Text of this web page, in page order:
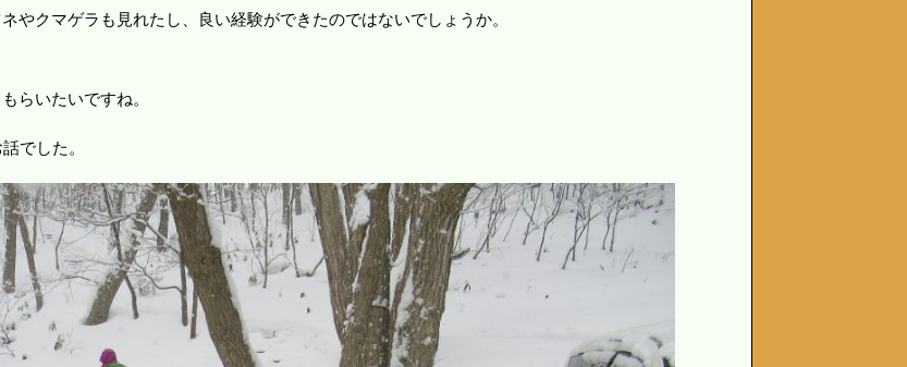
やクマゲラも見れたし、良い経験ができたのではないでしょうか。
らいたいですね。
でした。